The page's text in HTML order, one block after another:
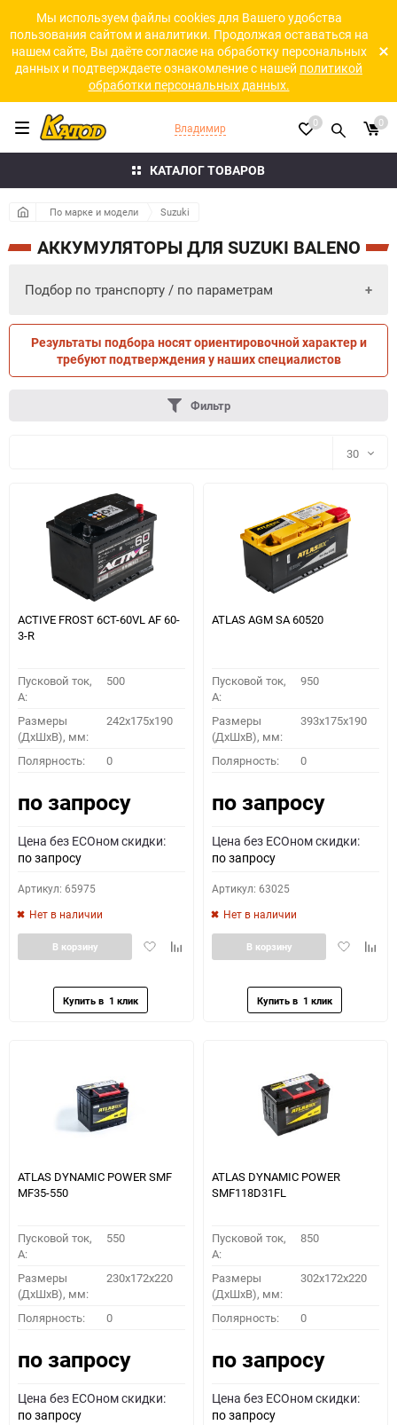
Мы используем файлы cookies для Вашего удобства
пользования сайтом и аналитики. Продолжая оставаться на
нашем сайте, Вы даёте согласие на обработку персональных
данных и подтверждаете ознакомление с нашей политикой
обработки персональных данных.
КАТАЛОГ ТОВАРОВ
Владимир 0 0
По марке и модели Suzuki
АККУМУЛЯТОРЫ ДЛЯ SUZUKI BALENO
Подбор по транспорту / по параметрам
ПО ТРАНСПОРТУ ПО ПАРАМЕТРАМ
ПОДОБРАТЬ
Как определить полярность?
0 - обратная 1 - прямая 3 - обратная 4 - прямая
Результаты подбора носят ориентировочной характер и
требуют подтверждения у наших специалистов
Фильтр
30
30
60
ACTIVE FROST 6СТ-60VL АF 60-
3-R
Пусковой ток,
A:
500
Размеры
(ДхШхВ), мм:
242x175x190
Полярность: 0
по запросу
Цена без ECOном скидки:
по запросу
Артикул: 65975
Нет в наличии
ДобавитьДобавить
В корзину
ATLAS AGM SA 60520
Пусковой ток,
A:
950
Размеры
(ДхШхВ), мм:
393x175x190
Полярность: 0
по запросу
Цена без ECOном скидки:
по запросу
Артикул: 63025
Нет в наличии
Добавить
В корзину
ATLAS DYNAMIC POWER SMF
MF35-550
Пусковой ток,
A:
550
Размеры
(ДхШхВ), мм:
230x172x220
Полярность: 0
по запросу
Цена без ECOном скидки:
по запросу
ATLAS DYNAMIC POWER
SMF118D31FL
Пусковой ток,
A:
850
Размеры
(ДхШхВ), мм:
302x172x220
Полярность: 0
по запросу
Цена без ECOном скидки:
по запросу